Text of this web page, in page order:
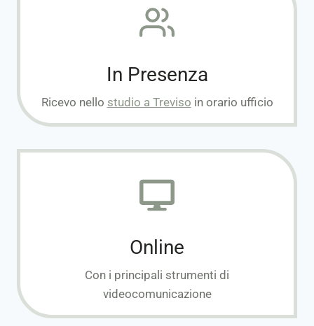
In Presenza
Ricevo nello studio a Treviso in orario ufficio
Online
Con i principali strumenti di
videocomunicazione